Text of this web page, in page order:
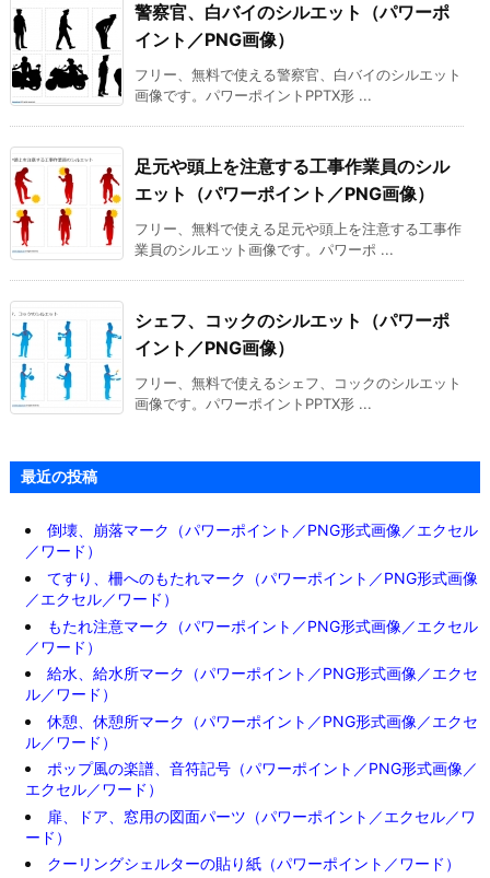
警察官、白バイのシルエット（パワーポ
イント／PNG画像）
フリー、無料で使える警察官、白バイのシルエット
画像です。パワーポイントPPTX形 ...
足元や頭上を注意する工事作業員のシル
エット（パワーポイント／PNG画像）
フリー、無料で使える足元や頭上を注意する工事作
業員のシルエット画像です。パワーポ ...
シェフ、コックのシルエット（パワーポ
イント／PNG画像）
フリー、無料で使えるシェフ、コックのシルエット
画像です。パワーポイントPPTX形 ...
最近の投稿
倒壊、崩落マーク（パワーポイント／PNG形式画像／エクセル
／ワード）
てすり、柵へのもたれマーク（パワーポイント／PNG形式画像
／エクセル／ワード）
もたれ注意マーク（パワーポイント／PNG形式画像／エクセル
／ワード）
給水、給水所マーク（パワーポイント／PNG形式画像／エクセ
ル／ワード）
休憩、休憩所マーク（パワーポイント／PNG形式画像／エクセ
ル／ワード）
ポップ風の楽譜、音符記号（パワーポイント／PNG形式画像／
エクセル／ワード）
扉、ドア、窓用の図面パーツ（パワーポイント／エクセル／ワ
ード）
クーリングシェルターの貼り紙（パワーポイント／ワード）